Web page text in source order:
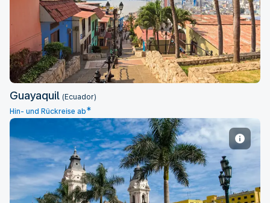
Guayaquil
Guayaquil (Ecuador)
Hin- und Rückreise ab*
Lima